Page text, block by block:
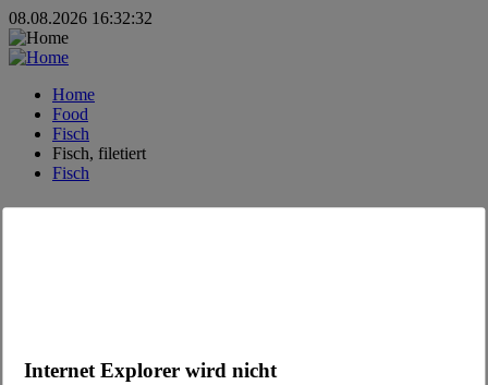
Internet Explorer wird nicht
08.08.2026 16:32:32
Home
Food
Fisch
Fisch, filetiert
Fisch
MODERNE FOOD DISTRIBUTION.
Kontakt